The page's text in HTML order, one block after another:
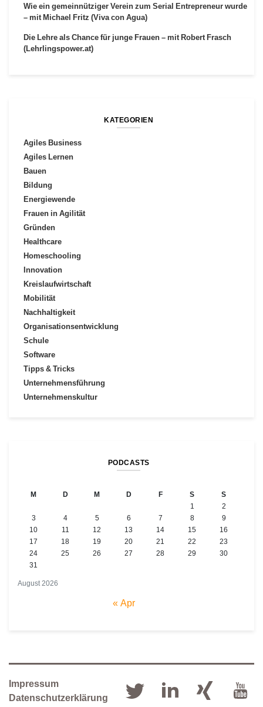
Wie ein gemeinnütziger Verein zum Serial Entrepreneur wurde
– mit Michael Fritz (Viva con Agua)
Die Lehre als Chance für junge Frauen – mit Robert Frasch
(Lehrlingspower.at)
KATEGORIEN
Agiles Business
Agiles Lernen
Bauen
Bildung
Energiewende
Frauen in Agilität
Gründen
Healthcare
Homeschooling
Innovation
Kreislaufwirtschaft
Mobilität
Nachhaltigkeit
Organisationsentwicklung
Schule
Software
Tipps & Tricks
Unternehmensführung
Unternehmenskultur
PODCASTS
August 2026
M D M D F S
S
1
2
3
4 5 6 7 8
9
10
11 12 13 14 15
16
17
18 19 20 21 22
23
24
25 26 27 28 29
30
31
« Apr
Impressum
Datenschutzerklärung